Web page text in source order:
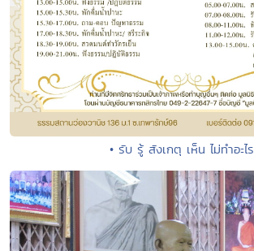
• รับ รู้ สังเกตุ เห็น ไม่ทำอะไร